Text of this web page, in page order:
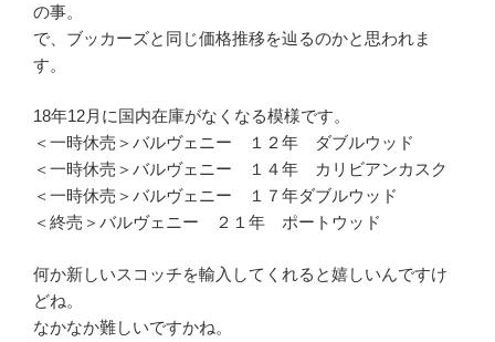
の事。
で、ブッカーズと同じ価格推移を辿るのかと思われま
す。
18年12月に国内在庫がなくなる模様です。
＜一時休売＞バルヴェニー １２年 ダブルウッド
＜一時休売＞バルヴェニー １４年 カリビアンカスク
＜一時休売＞バルヴェニー １７年ダブルウッド
＜終売＞バルヴェニー ２１年 ポートウッド
何か新しいスコッチを輸入してくれると嬉しいんですけ
どね。
なかなか難しいですかね。